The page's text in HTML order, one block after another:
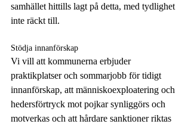
samhället hittills lagt på detta, med tydlighet
inte räckt till.
Stödja innanförskap
Vi vill att kommunerna erbjuder
praktikplatser och sommarjobb för tidigt
innanförskap, att människoexploatering och
hedersförtryck mot pojkar synliggörs och
motverkas och att hårdare sanktioner riktas